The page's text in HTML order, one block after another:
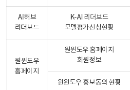
AI허브
리더보드
K-AI 리더보드
모델평가신청현황
원윈도우
홈페이지
원윈도우 홈페이지
회원정보
원윈도우 홍보동의 현황